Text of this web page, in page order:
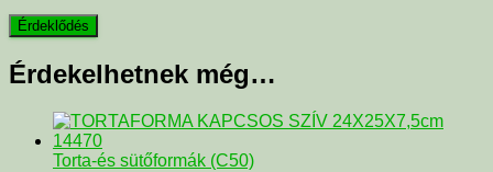
Érdekelhetnek még…
Torta-és sütőformák (C50)